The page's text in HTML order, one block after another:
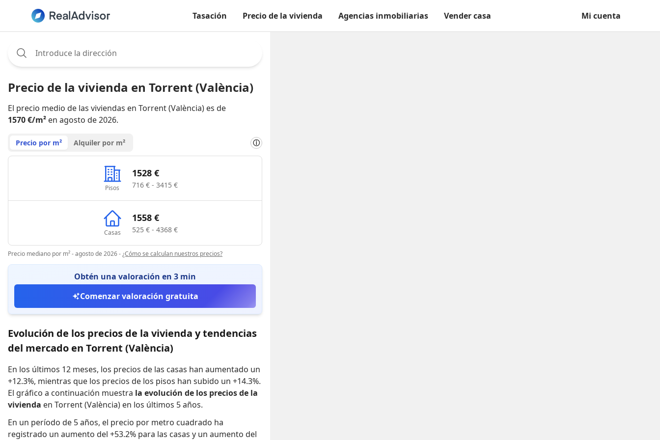
Tasación Precio de la vivienda Agencias inmobiliarias Vender casa Mi cuenta
Precio de la vivienda en Torrent (València)
El precio medio de las viviendas en Torrent (València) es de
1570 €/m² en agosto de 2026.
Precio por m² Alquiler por m² ⓘ
Pisos
1528 €
716 € - 3415 €
Casas
1558 €
525 € - 4368 €
Precio mediano por m² - agosto de 2026-¿Cómo se calculan nuestros precios?
Obtén una valoración en 3 min
Comenzar valoración gratuita
Evolución de los precios de la vivienda y tendencias
del mercado en Torrent (València)
En los últimos 12 meses, los precios de las casas han aumentado un
+12.3%, mientras que los precios de los pisos han subido un +14.3%.
El gráfico a continuación muestra la evolución de los precios de la
vivienda en Torrent (València) en los últimos 5 años.
En un período de 5 años, el precio por metro cuadrado ha
registrado un aumento del +53.2% para las casas y un aumento del